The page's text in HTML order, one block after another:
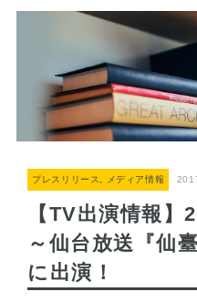
プレスリリース, メディア情報
【TV出演情報
～仙台放送『仙
に出演！